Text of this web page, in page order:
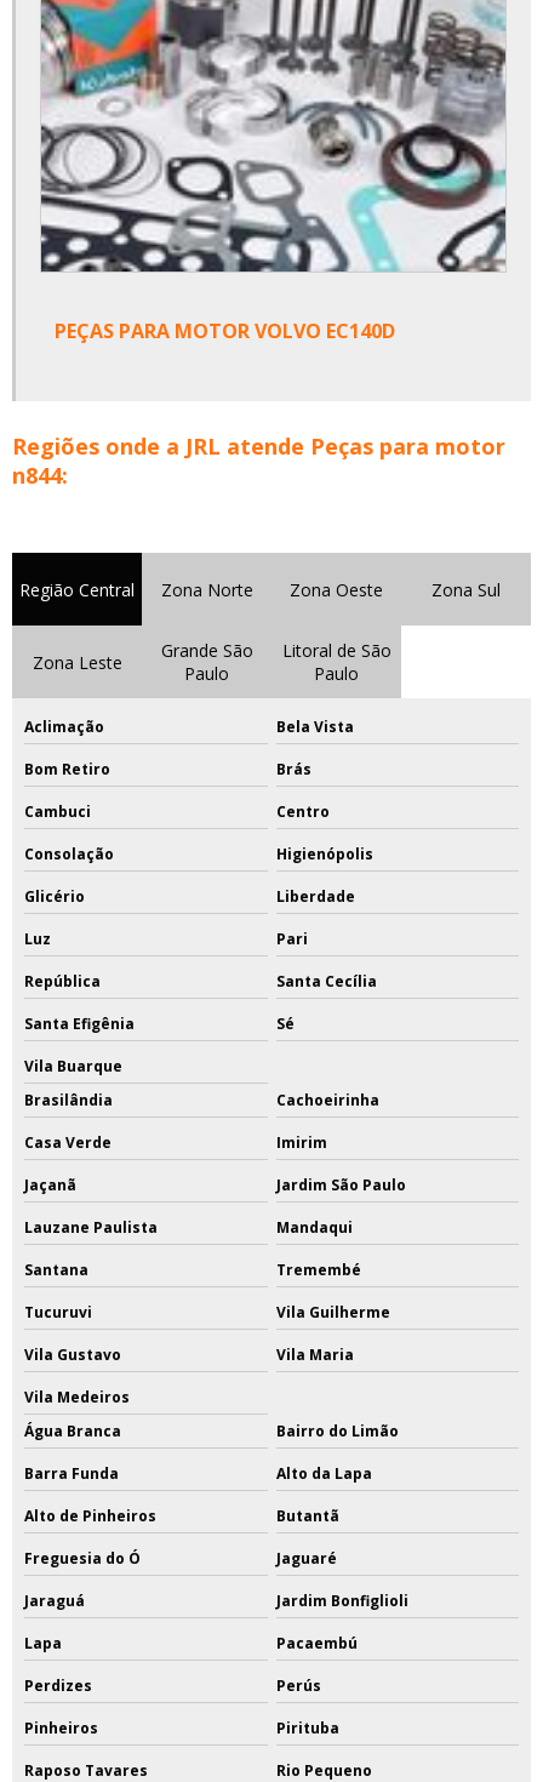
PEÇAS PARA MOTOR VOLVO EC140D
Regiões onde a JRL atende Peças para motor
n844:
Região Central Zona Norte Zona Oeste Zona Sul
Zona Leste
Grande São
Paulo
Litoral de São
Paulo
Aclimação Bela Vista
Bom Retiro Brás
Cambuci Centro
Consolação Higienópolis
Glicério Liberdade
Luz Pari
República Santa Cecília
Santa Efigênia Sé
Vila Buarque
Brasilândia
Cachoeirinha
Casa Verde Imirim
Jaçanã Jardim São Paulo
Lauzane Paulista Mandaqui
Santana Tremembé
Tucuruvi Vila Guilherme
Vila Gustavo Vila Maria
Vila Medeiros
Água Branca
Bairro do Limão
Barra Funda Alto da Lapa
Alto de Pinheiros Butantã
Freguesia do Ó Jaguaré
Jaraguá Jardim Bonfiglioli
Lapa Pacaembú
Perdizes Perús
Pinheiros Pirituba
Raposo Tavares Rio Pequeno